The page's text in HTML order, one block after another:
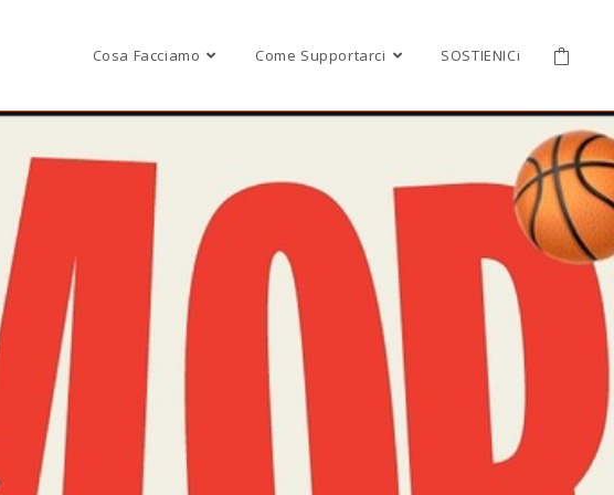
Cosa Facciamo Come Supportarci SOSTIENICi